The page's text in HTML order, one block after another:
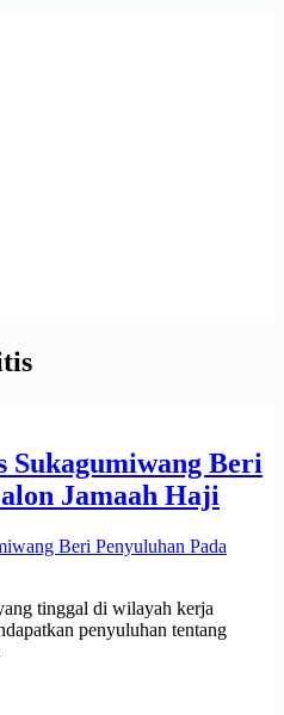
Sukagumiwang Beri
Jamaah Haji
tinggal di wilayah kerja
penyuluhan tentang